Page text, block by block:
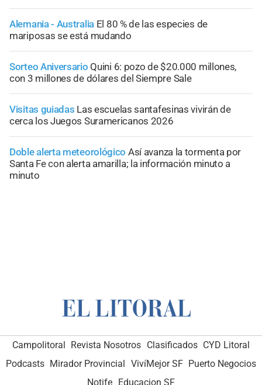
Alemania - Australia El 80 % de las especies de
mariposas se está mudando
Sorteo Aniversario Quini 6: pozo de $20.000 millones,
con 3 millones de dólares del Siempre Sale
Visitas guiadas Las escuelas santafesinas vivirán de
cerca los Juegos Suramericanos 2026
Doble alerta meteorológico Así avanza la tormenta por
Santa Fe con alerta amarilla; la información minuto a
minuto
Campolitoral Revista Nosotros Clasificados CYD Litoral
Podcasts Mirador Provincial VivíMejor SF Puerto Negocios
Notife Educacion SF